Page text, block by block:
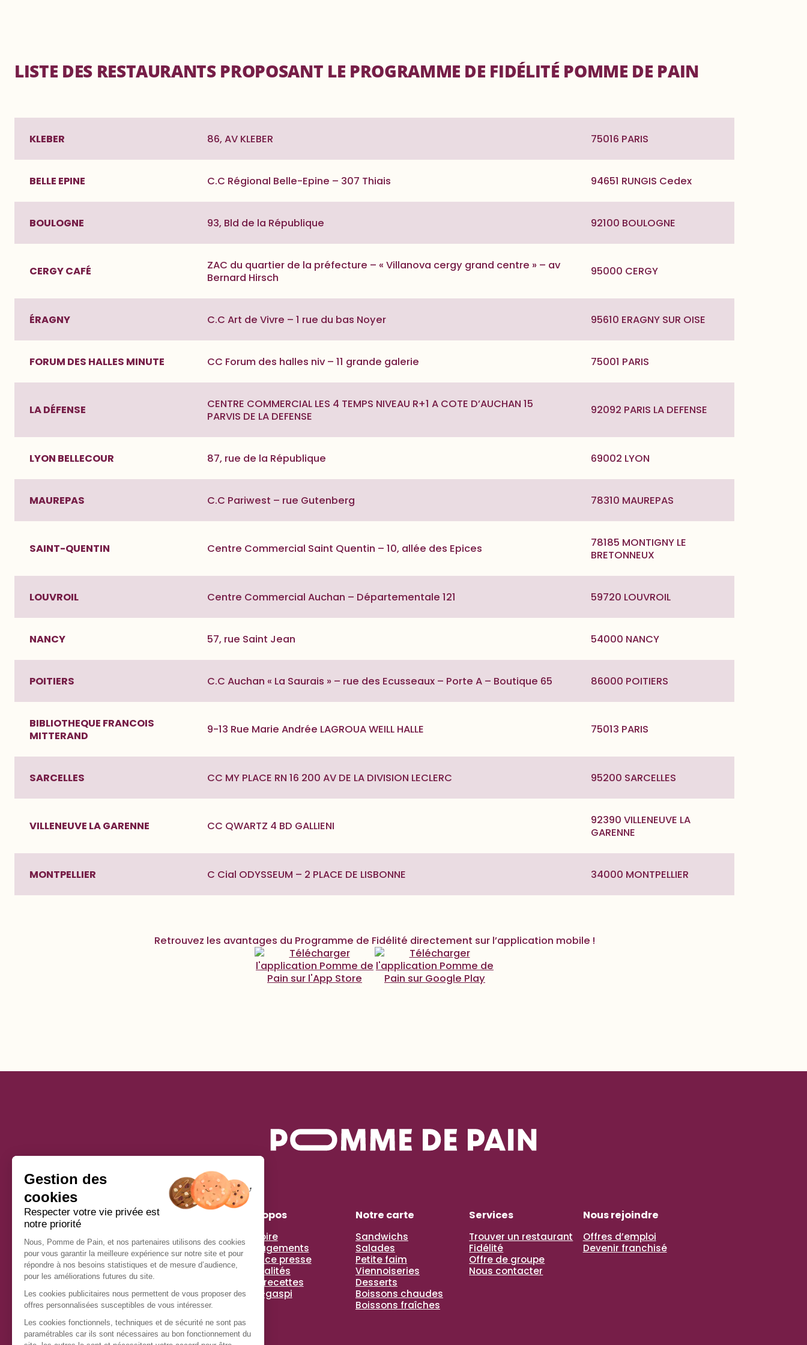
LISTE DES RESTAURANTS PROPOSANT LE PROGRAMME DE FIDÉLITÉ POMME DE PAIN
KLEBER 86, AV KLEBER 75016 PARIS
BELLE EPINE C.C Régional Belle-Epine – 307 Thiais 94651 RUNGIS Cedex
BOULOGNE 93, Bld de la République 92100 BOULOGNE
CERGY CAFÉ
ZAC du quartier de la préfecture – « Villanova cergy grand centre » – av
Bernard Hirsch
95000 CERGY
ÉRAGNY C.C Art de Vivre – 1 rue du bas Noyer 95610 ERAGNY SUR OISE
FORUM DES HALLES MINUTE CC Forum des halles niv – 11 grande galerie 75001 PARIS
LA DÉFENSE
CENTRE COMMERCIAL LES 4 TEMPS NIVEAU R+1 A COTE D’AUCHAN 15
PARVIS DE LA DEFENSE
92092 PARIS LA DEFENSE
LYON BELLECOUR 87, rue de la République 69002 LYON
MAUREPAS C.C Pariwest – rue Gutenberg 78310 MAUREPAS
SAINT-QUENTIN Centre Commercial Saint Quentin – 10, allée des Epices
78185 MONTIGNY LE
BRETONNEUX
LOUVROIL Centre Commercial Auchan – Départementale 121 59720 LOUVROIL
NANCY 57, rue Saint Jean 54000 NANCY
POITIERS C.C Auchan « La Saurais » – rue des Ecusseaux – Porte A – Boutique 65 86000 POITIERS
BIBLIOTHEQUE FRANCOIS
MITTERAND
9-13 Rue Marie Andrée LAGROUA WEILL HALLE 75013 PARIS
SARCELLES CC MY PLACE RN 16 200 AV DE LA DIVISION LECLERC 95200 SARCELLES
VILLENEUVE LA GARENNE CC QWARTZ 4 BD GALLIENI
92390 VILLENEUVE LA
GARENNE
MONTPELLIER C Cial ODYSSEUM – 2 PLACE DE LISBONNE 34000 MONTPELLIER
Retrouvez les avantages du Programme de Fidélité directement sur l’application mobile !
Pomme De Pain
Simplicité, générosité, gourmandise et plaisir : voilà
les ingrédients qui nous inspirent !
Chez Pomme de Pain, depuis plus de 40 ans, nous
régalons des millions de clients avec un savoir-
pour rester croustillant et frais.
Nous nous efforçons chaque jour d’allier recettes
de qualité et responsabilité environnementale,
pour que votre plaisir soit complet.
À propos
Histoire
Engagements
Espace presse
Actualités
Tips recettes
anti-gaspi
Notre carte
Sandwichs
Salades
Petite faim
Viennoiseries
Desserts
Boissons chaudes
Boissons fraîches
Services
Trouver un restaurant
Fidélité
Offre de groupe
Nous contacter
Nous rejoindre
Offres d’emploi
Devenir franchisé